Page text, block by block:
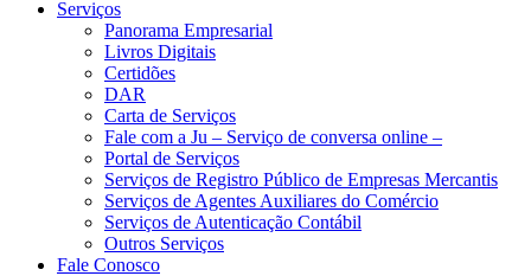
Serviços
Panorama Empresarial
Livros Digitais
Certidões
DAR
Carta de Serviços
Fale com a Ju – Serviço de conversa online –
Portal de Serviços
Serviços de Registro Público de Empresas Mercantis
Serviços de Agentes Auxiliares do Comércio
Serviços de Autenticação Contábil
Outros Serviços
Fale Conosco